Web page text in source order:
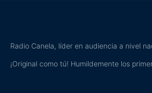
Radio Canela, líder en audiencia a nivel
¡Original como tú! Humildemente los